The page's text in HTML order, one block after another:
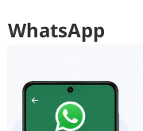
WhatsApp